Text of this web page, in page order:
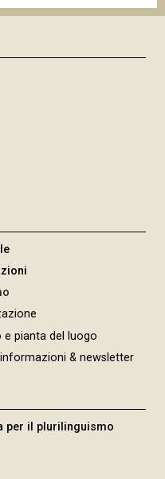
e pianta del luogo
& newsletter
per il plurilinguismo